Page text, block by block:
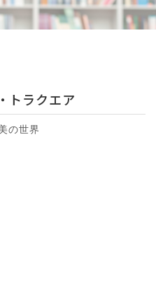
トラクエア
の世界